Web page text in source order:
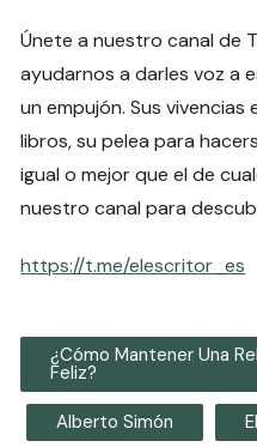
Únete a nuestro canal de
ayudarnos a darles voz a
un empujón. Sus
libros, su pelea para
igual o mejor que el de
nuestro canal para
https://t.me/elescritor_es
¿Cómo Mantener Una
Feliz?
Alberto Simón